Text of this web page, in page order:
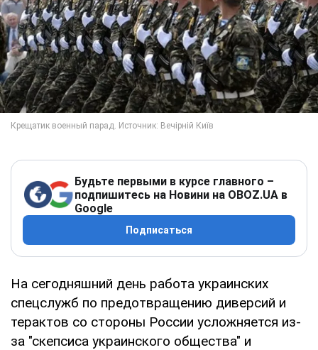
Будьте первыми в курсе главного –
подпишитесь на Новини на OBOZ.UA в
Google
Подписаться
На сегодняшний день работа украинских
спецслужб по предотвращению диверсий и
терактов со стороны России усложняется из-
за "скепсиса украинского общества" и